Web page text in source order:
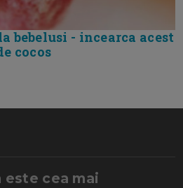
bebelusi - incearca acest
cocos
cea mai